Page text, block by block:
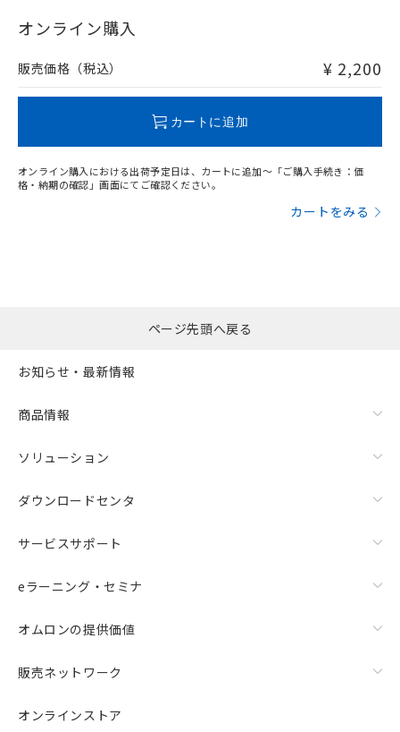
在庫等で未対応品が混在する可能性があります。
問い合わせください。
オンライン購入
販売価格（税込） ¥ 2,200
カートに追加
オンライン購入における出荷予定日は、カートに追加～「ご購入手続き：価
格・納期の確認」画面にてご確認ください。
カートをみる
ページ先頭へ戻る
お知らせ・最新情報
商品情報
ソリューション
ダウンロードセンタ
サービスサポート
eラーニング・セミナ
オムロンの提供価値
販売ネットワーク
オンラインストア